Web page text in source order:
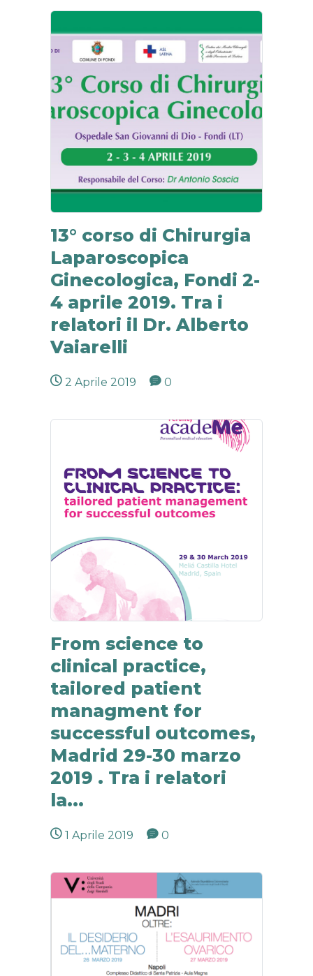
13° corso di Chirurgia
Laparoscopica
Ginecologica, Fondi 2-
4 aprile 2019. Tra i
relatori il Dr. Alberto
Vaiarelli
2 Aprile 2019 0
From science to
clinical practice,
tailored patient
managment for
successful outcomes,
Madrid 29-30 marzo
2019 . Tra i relatori
la...
1 Aprile 2019 0